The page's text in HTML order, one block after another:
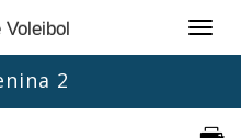
Voleibol
2